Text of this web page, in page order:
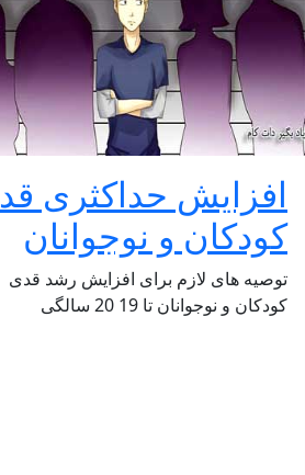
افزایش حداکثری قد
کودکان و نوجوانان
توصیه های لازم برای افزایش رشد قدی
کودکان و نوجوانان تا 19 20 سالگی